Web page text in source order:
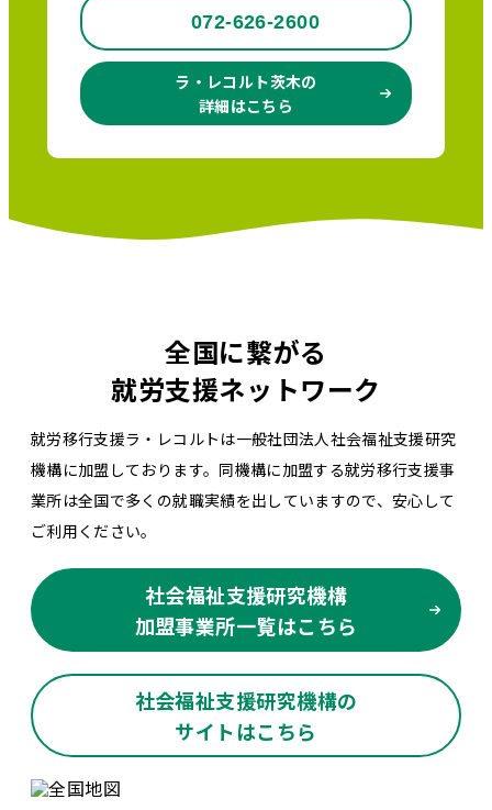
072-626-2600
ラ・レコルト茨木の
詳細はこちら
全国に繋がる
就労支援ネットワーク
就労移行支援ラ・レコルトは一般社団法人社会福祉支援研究
機構に加盟しております。同機構に加盟する就労移行支援事
業所は全国で多くの就職実績を出していますので、安心して
ご利用ください。
社会福祉支援研究機構
加盟事業所一覧はこちら
社会福祉支援研究機構の
サイトはこちら